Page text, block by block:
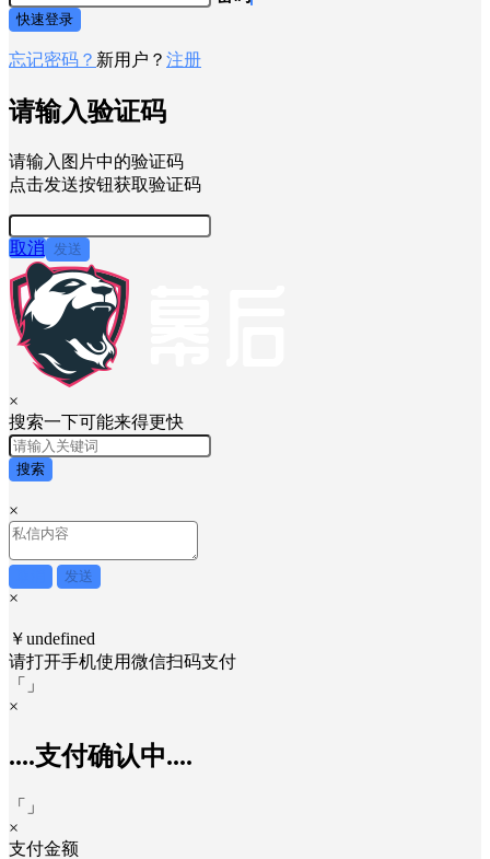
快速登录
忘记密码？ 新用户？ 注册
请输入验证码
请输入图片中的验证码
点击发送按钮获取验证码
取消 发送
×
搜索一下可能来得更快
搜索
×
发送
×
￥undefined
请打开手机使用微信扫码支付
「
」
×
....支付确认中....
「
」
×
支付金额